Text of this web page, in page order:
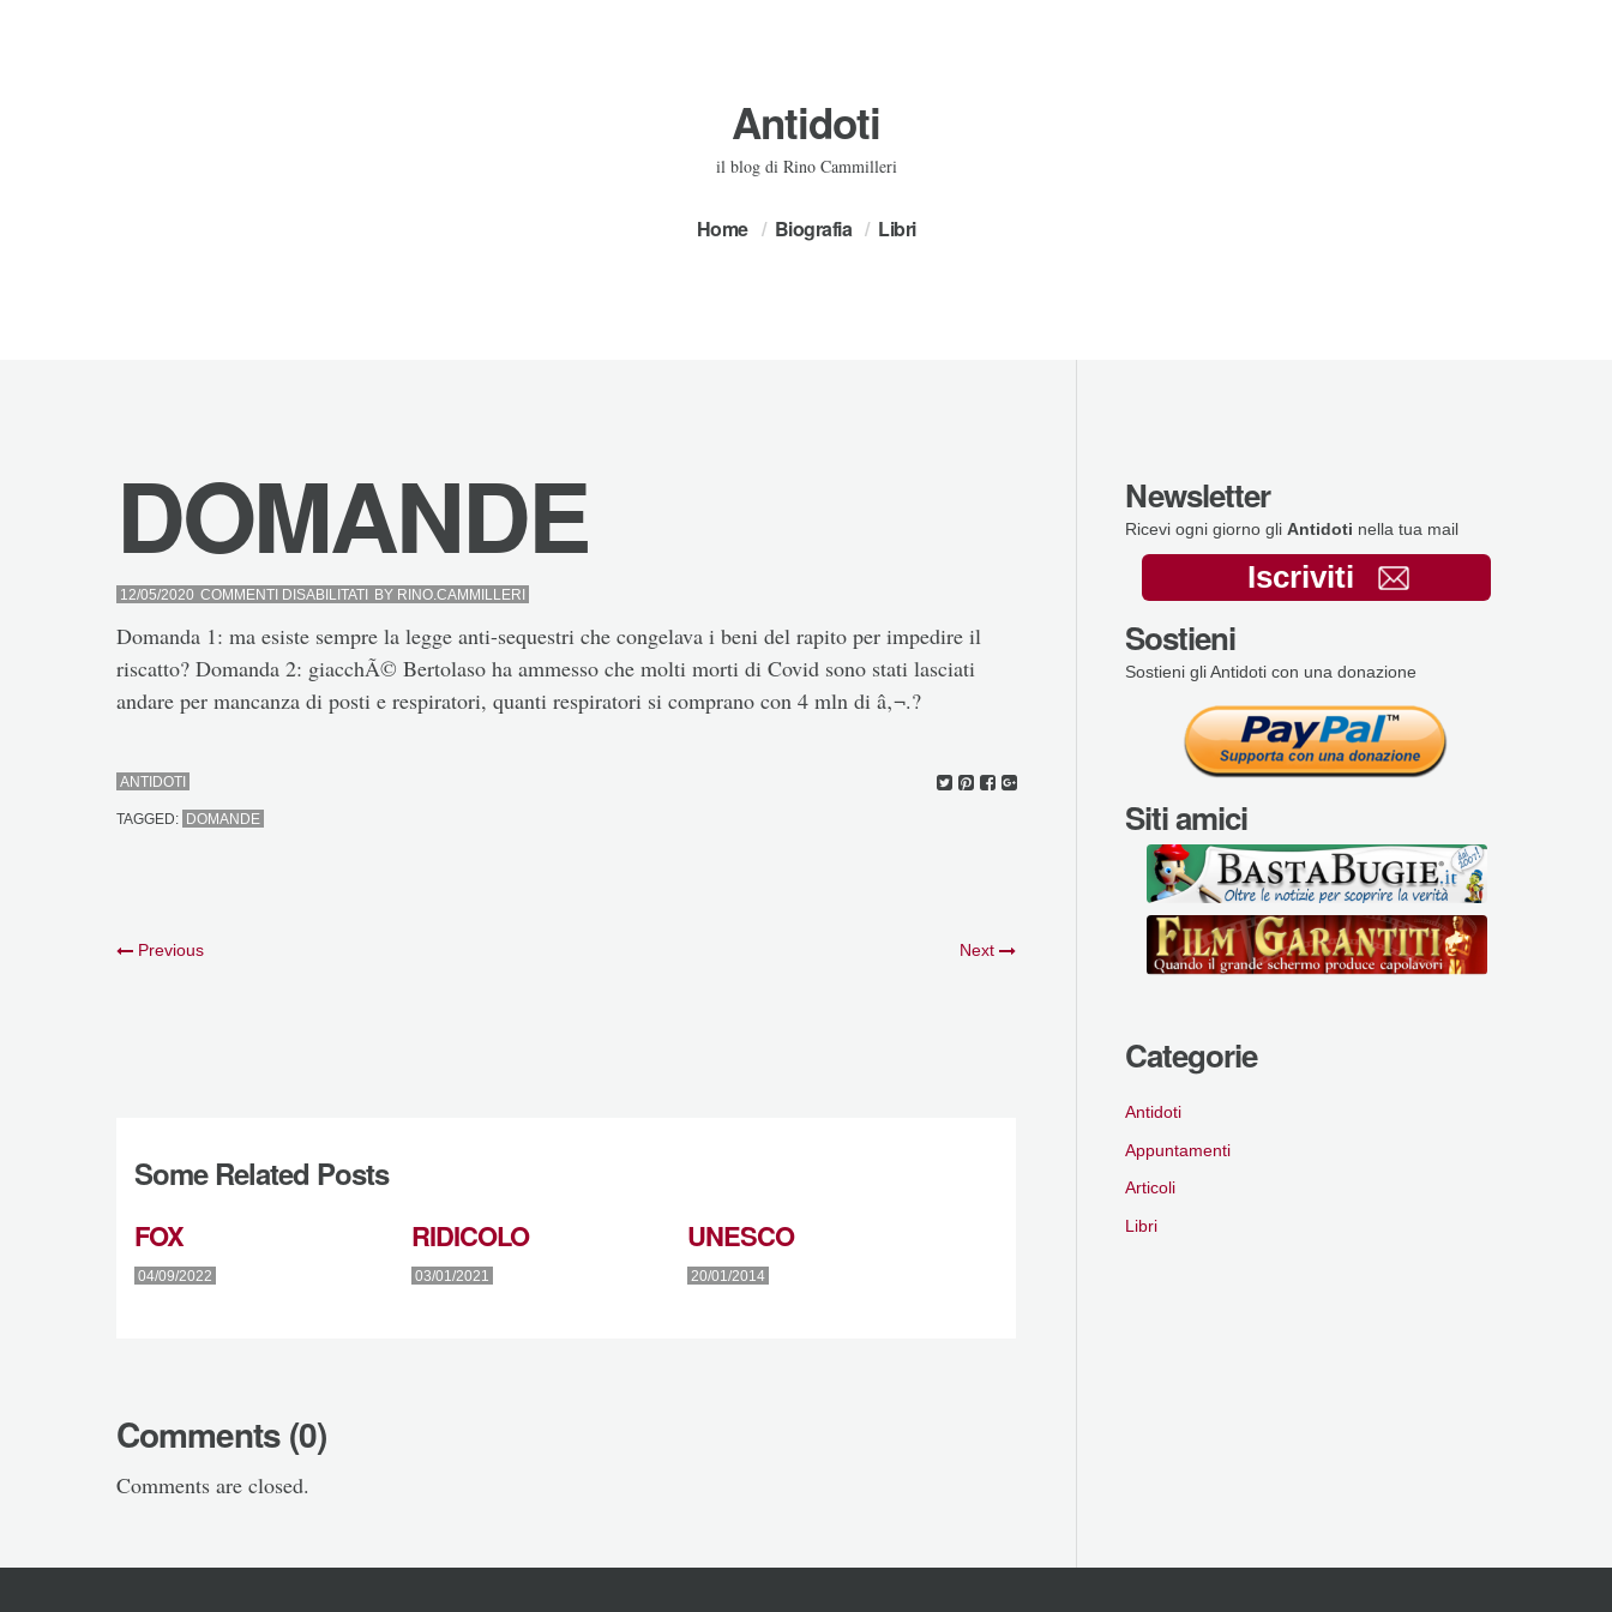
Antidoti
il blog di Rino Cammilleri
Home Biografia Libri
DOMANDE
12/05/2020 COMMENTI DISABILITATISUBY RINO.CAMMILLERI
Domanda 1: ma esiste sempre la legge anti-sequestri che congelava i beni del rapito per impedire il
riscatto? Domanda 2: giacchÃ© Bertolaso ha ammesso che molti morti di Covid sono stati lasciati
andare per mancanza di posti e respiratori, quanti respiratori si comprano con 4 mln di â‚¬.?
ANTIDOTI
TAGGED: DOMANDE
Previous Next
Some Related Posts
FOX
04/09/2022
RIDICOLO
03/01/2021
UNESCO
20/01/2014
Comments (0)
Comments are closed.
Newsletter
Ricevi ogni giorno gli Antidoti nella tua mail
Iscriviti
Sostieni
Sostieni gli Antidoti con una donazione
Siti amici
Categorie
Antidoti
Appuntamenti
Articoli
Libri